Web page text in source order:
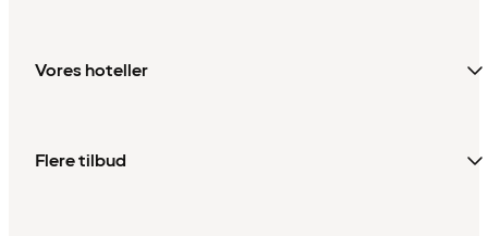
Vores hoteller
Flere tilbud